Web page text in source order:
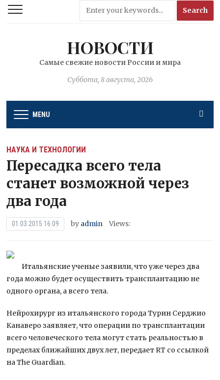
НОВОСТИ
Самые свежие новости России и мира
Суббота, 8 августа, 2026
MENU
НАУКА И ТЕХНОЛОГИИ
Пересадка всего тела
станет возможной через
два года
01.03.2015 16:09 by admin Views:
Итальянские ученые заявили, что уже через два
года можно будет осуществить трансплантацию не
одного органа, а всего тела.
Нейрохирург из итальянского города Турин Серджио
Канаверо заявляет, что операции по трансплантации
всего человеческого тела могут стать реальностью в
пределах ближайших двух лет, передает RT со ссылкой
на The Guardian.